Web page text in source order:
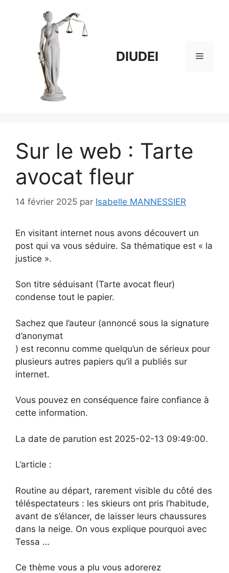
DIUDEI Menu
Sur le web : Tarte
avocat fleur
14 février 2025 par Isabelle MANNESSIER
En visitant internet nous avons découvert un
post qui va vous séduire. Sa thématique est « la
justice ».
Son titre séduisant (Tarte avocat fleur)
condense tout le papier.
Sachez que l’auteur (annoncé sous la signature
d’anonymat
) est reconnu comme quelqu’un de sérieux pour
plusieurs autres papiers qu’il a publiés sur
internet.
Vous pouvez en conséquence faire confiance à
cette information.
La date de parution est 2025-02-13 09:49:00.
L’article :
Routine au départ, rarement visible du côté des
téléspectateurs : les skieurs ont pris l’habitude,
avant de s’élancer, de laisser leurs chaussures
dans la neige. On vous explique pourquoi avec
Tessa …
Ce thème vous a plu vous adorerez